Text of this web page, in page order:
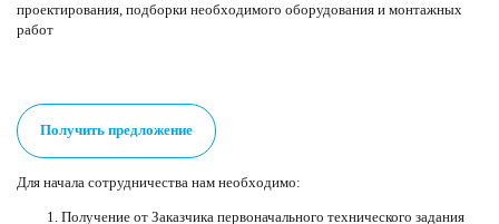
проектирования, подборки необходимого оборудования и монтажных
работ
Получить предложение
Для начала сотрудничества нам необходимо:
Получение от Заказчика первоначального технического задания